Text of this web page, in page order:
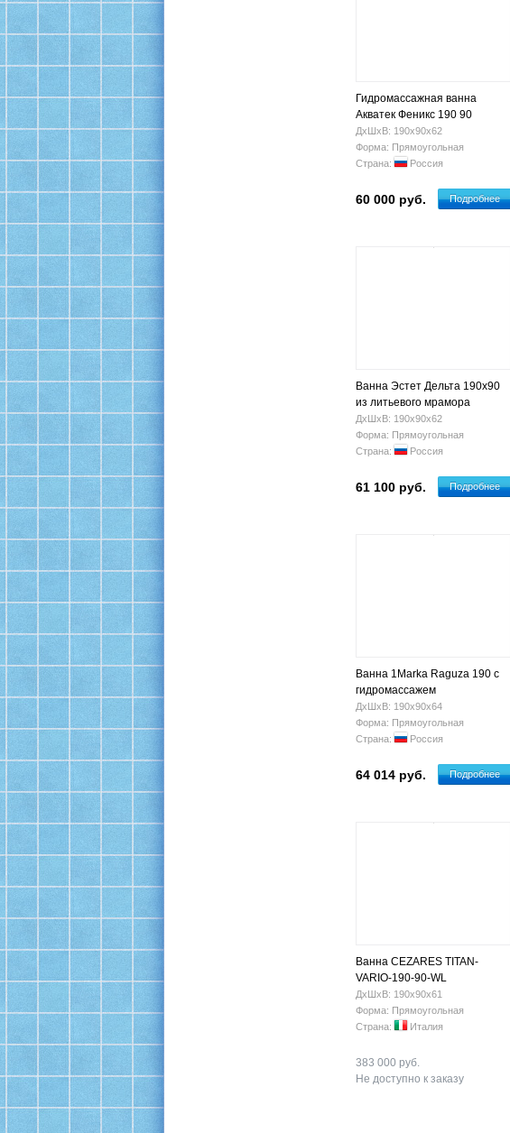
Гидромассажная ванна
Акватек Феникс 190 90
ДхШхВ: 190х90х62
Форма: Прямоугольная
Страна:
Россия
60 000 руб. Подробнее
Ванна Эстет Дельта 190х90
из литьевого мрамора
ФР-00001684
ДхШхВ: 190х90х62
Форма: Прямоугольная
Страна:
Россия
61 100 руб. Подробнее
Ванна 1Marka Raguza 190 с
гидромассажем
ДхШхВ: 190х90х64
Форма: Прямоугольная
Страна:
Россия
64 014 руб. Подробнее
Ванна CEZARES TITAN-
VARIO-190-90-WL
ДхШхВ: 190х90х61
Форма: Прямоугольная
Страна:
Италия
383 000 руб.
Не доступно к заказу